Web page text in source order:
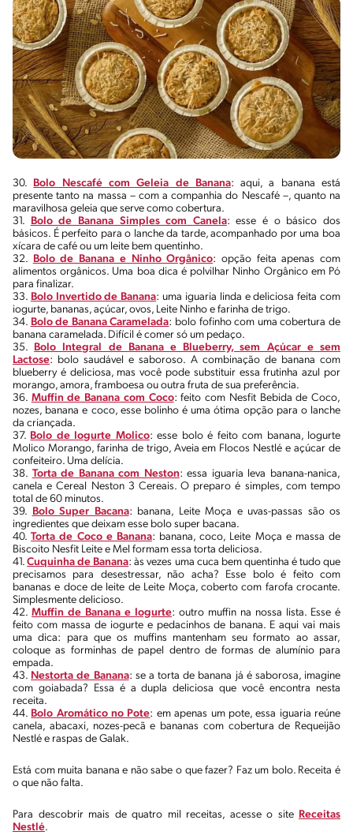
30. Bolo Nescafé com Geleia de Banana: aqui, a banana está
presente tanto na massa – com a companhia do Nescafé –, quanto na
maravilhosa geleia que serve como cobertura.
31. Bolo de Banana Simples com Canela: esse é o básico dos
básicos. É perfeito para o lanche da tarde, acompanhado por uma boa
xícara de café ou um leite bem quentinho.
32. Bolo de Banana e Ninho Orgânico: opção feita apenas com
alimentos orgânicos. Uma boa dica é polvilhar Ninho Orgânico em Pó
para finalizar.
33. Bolo Invertido de Banana: uma iguaria linda e deliciosa feita com
iogurte, bananas, açúcar, ovos, Leite Ninho e farinha de trigo.
34. Bolo de Banana Caramelada: bolo fofinho com uma cobertura de
banana caramelada. Difícil é comer só um pedaço.
35. Bolo Integral de Banana e Blueberry, sem Açúcar e sem
Lactose: bolo saudável e saboroso. A combinação de banana com
blueberry é deliciosa, mas você pode substituir essa frutinha azul por
morango, amora, framboesa ou outra fruta de sua preferência.
36. Muffin de Banana com Coco: feito com Nesfit Bebida de Coco,
nozes, banana e coco, esse bolinho é uma ótima opção para o lanche
da criançada.
37. Bolo de Iogurte Molico: esse bolo é feito com banana, Iogurte
Molico Morango, farinha de trigo, Aveia em Flocos Nestlé e açúcar de
confeiteiro. Uma delícia.
38. Torta de Banana com Neston: essa iguaria leva banana-nanica,
canela e Cereal Neston 3 Cereais. O preparo é simples, com tempo
total de 60 minutos.
39. Bolo Super Bacana: banana, Leite Moça e uvas-passas são os
ingredientes que deixam esse bolo super bacana.
40.Torta de Coco e Banana: banana, coco, Leite Moça e massa de
Biscoito Nesfit Leite e Mel formam essa torta deliciosa.
41.Cuquinha de Banana: às vezes uma cuca bem quentinha é tudo que
precisamos para desestressar, não acha? Esse bolo é feito com
bananas e doce de leite de Leite Moça, coberto com farofa crocante.
Simplesmente delicioso.
42. Muffin de Banana e Iogurte: outro muffin na nossa lista. Esse é
feito com massa de iogurte e pedacinhos de banana. E aqui vai mais
uma dica: para que os muffins mantenham seu formato ao assar,
coloque as forminhas de papel dentro de formas de alumínio para
empada.
43. Nestorta de Banana: se a torta de banana já é saborosa, imagine
com goiabada? Essa é a dupla deliciosa que você encontra nesta
receita.
44. Bolo Aromático no Pote: em apenas um pote, essa iguaria reúne
canela, abacaxi, nozes-pecã e bananas com cobertura de Requeijão
Nestlé e raspas de Galak.
Está com muita banana e não sabe o que fazer? Faz um bolo. Receita é
o que não falta.
Para descobrir mais de quatro mil receitas, acesse o site Receitas
Nestlé.